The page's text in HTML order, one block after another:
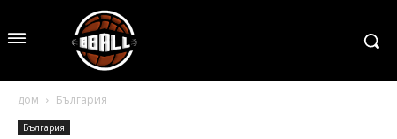
дом България
България